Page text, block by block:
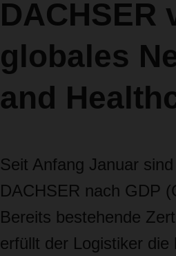
DACHSER
globales
and
Seit Anfang Januar
DACHSER nach GDP
Bereits bestehende
erfüllt der Logistiker